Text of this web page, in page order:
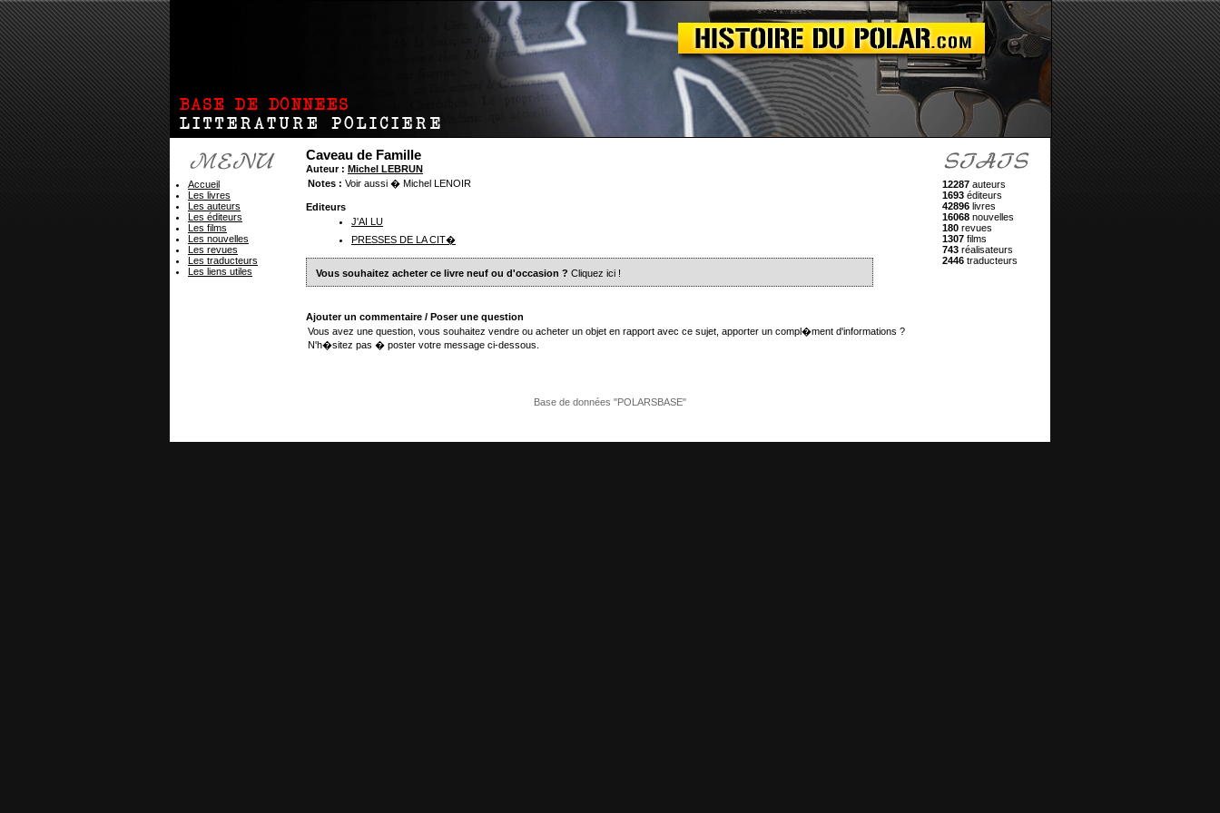
Caveau de Famille
Auteur : Michel LEBRUN
Notes : Voir aussi � Michel LENOIR
Editeurs
J'AI LU
PRESSES DE LA CIT�
Vous souhaitez acheter ce livre neuf ou d'occasion ? Cliquez ici !
Ajouter un commentaire / Poser une question
Vous avez une question, vous souhaitez vendre ou acheter un objet en rapport avec ce sujet, apporter un compl�ment d'informations ?
N'h�sitez pas � poster votre message ci-dessous.
Accueil
Les livres
Les auteurs
Les éditeurs
Les films
Les nouvelles
Les revues
Les traducteurs
Les liens utiles
12287 auteurs
1693 éditeurs
42896 livres
16068 nouvelles
180 revues
1307 films
743 réalisateurs
2446 traducteurs
Base de données "POLARSBASE"